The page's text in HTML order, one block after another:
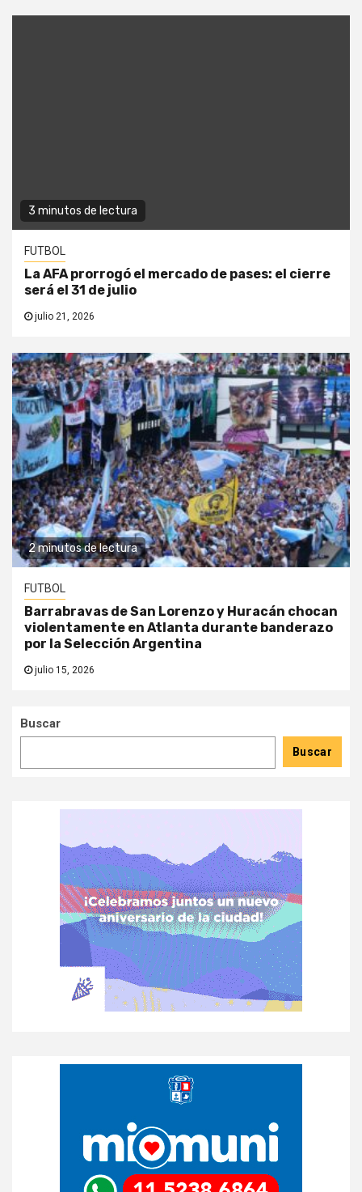
3 minutos de lectura
FUTBOL
La AFA prorrogó el mercado de pases: el cierre
será el 31 de julio
julio 21, 2026
2 minutos de lectura
FUTBOL
Barrabravas de San Lorenzo y Huracán chocan
violentamente en Atlanta durante banderazo
por la Selección Argentina
julio 15, 2026
Buscar
Buscar